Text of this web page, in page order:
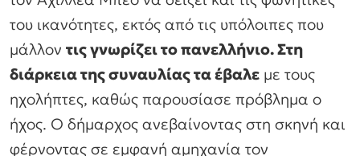
του ικανότητες, εκτός από τις υπόλοιπες που
μάλλον τις γνωρίζει το πανελλήνιο. Στη
διάρκεια της συναυλίας τα έβαλε με τους
ηχολήπτες, καθώς παρουσίασε πρόβλημα ο
ήχος. Ο δήμαρχος ανεβαίνοντας στη σκηνή και
φέρνοντας σε εμφανή αμηχανία τον